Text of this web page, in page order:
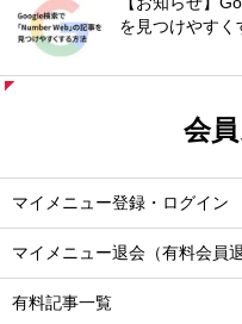
を見つけやすく
会
マイメニュー登録・ログイン
マイメニュー退会（有料会員退
有料記事一覧